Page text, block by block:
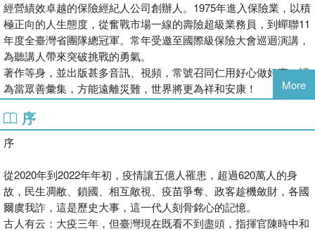
經營績效卓越的保險經紀人公司創辦人。1975年進入保險業，以積
極正向的人生態度，從奮戰市場一線的壽險超級業務員，到蟬聯11
年度全臺灣省團隊總冠軍。常年受邀至國際級保險大會巡迴演講，
為聽講人帶來突破挑戰的勇氣。
著作等身，並出版甚多音訊、視頻，常號召同仁用好心做好事，認
為當眾善彙集，方能遠離災難，世界將更為祥和安康！
More
序
序
從2020年到2022年年初，疫情讓五億人罹患，超過620萬人的身
故，民生凋敝、鎖國、相互敵視、疫苗爭奪、政客趁機斂財，各國
爾虞我詐，這是歷史大事，這一代人刻骨銘心的記憶。
古人有云：大疫三年，但臺灣現在既看不到盡頭，指揮官陳時中和